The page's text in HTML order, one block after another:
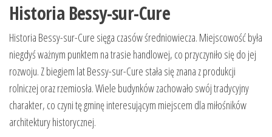
Historia Bessy-sur-Cure
Historia Bessy-sur-Cure sięga czasów średniowiecza. Miejscowość była
niegdyś ważnym punktem na trasie handlowej, co przyczyniło się do jej
rozwoju. Z biegiem lat Bessy-sur-Cure stała się znana z produkcji
rolniczej oraz rzemiosła. Wiele budynków zachowało swój tradycyjny
charakter, co czyni tę gminę interesującym miejscem dla miłośników
architektury historycznej.